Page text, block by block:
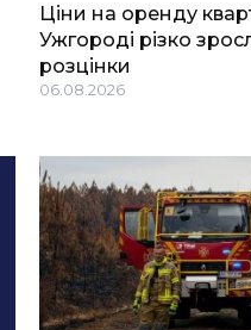
Ціни на оренду
Ужгороді різко
розцінки
06.08.2026